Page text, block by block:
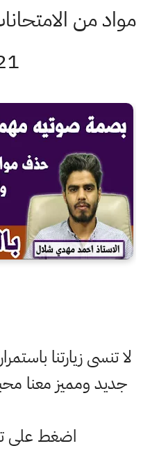
مواد من
لا تنسى زيارتنا
جديد ومميز معنا
اضغط على